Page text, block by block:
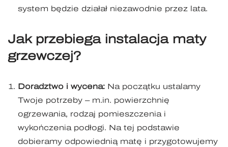
system będzie działał niezawodnie przez lata.
Jak przebiega instalacja maty
grzewczej?
Doradztwo i wycena: Na początku ustalamy
Twoje potrzeby – m.in. powierzchnię
ogrzewania, rodzaj pomieszczenia i
wykończenia podłogi. Na tej podstawie
dobieramy odpowiednią matę i przygotowujemy